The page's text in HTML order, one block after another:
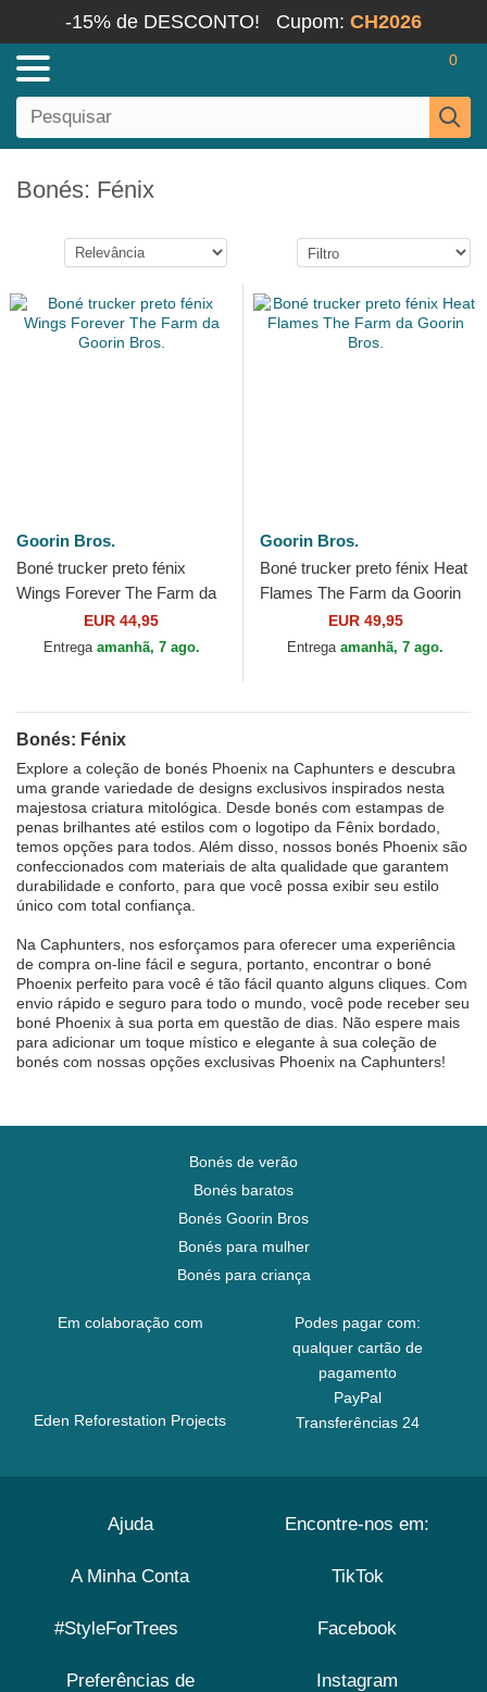
-15% de DESCONTO! Cupom: CH2026
0
Bonés: Fénix
Goorin Bros.
Boné trucker preto fénix
Wings Forever The Farm da
Goorin Bros.EUR 44,95
Entrega amanhã, 7 ago.
Goorin Bros.
Boné trucker preto fénix Heat
Flames The Farm da Goorin
EUR 49,95
Entrega amanhã, 7 ago.
Bonés: Fénix
Explore a coleção de bonés Phoenix na Caphunters e descubra
uma grande variedade de designs exclusivos inspirados nesta
majestosa criatura mitológica. Desde bonés com estampas de
penas brilhantes até estilos com o logotipo da Fênix bordado,
temos opções para todos. Além disso, nossos bonés Phoenix são
confeccionados com materiais de alta qualidade que garantem
durabilidade e conforto, para que você possa exibir seu estilo
único com total confiança.
Na Caphunters, nos esforçamos para oferecer uma experiência
de compra on-line fácil e segura, portanto, encontrar o boné
Phoenix perfeito para você é tão fácil quanto alguns cliques. Com
envio rápido e seguro para todo o mundo, você pode receber seu
boné Phoenix à sua porta em questão de dias. Não espere mais
para adicionar um toque místico e elegante à sua coleção de
bonés com nossas opções exclusivas Phoenix na Caphunters!
Bonés de verão
Bonés baratos
Bonés Goorin Bros
Bonés para mulher
Bonés para criança
Em colaboração com
Eden Reforestation Projects
Podes pagar com:
qualquer cartão de
pagamento
PayPal
Transferências 24
Ajuda
A Minha Conta
#StyleForTrees
Preferências de
Encontre-nos em:
TikTok
Facebook
Instagram